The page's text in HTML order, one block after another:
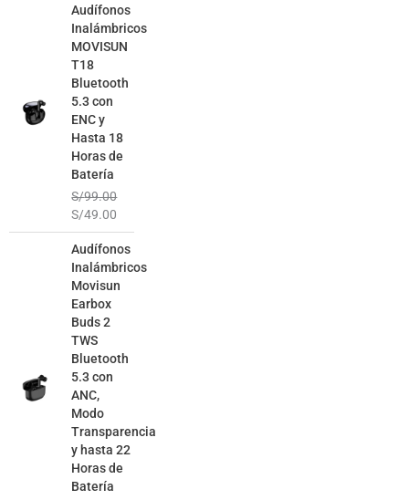
Audífonos
Inalámbricos
MOVISUN
T18
Bluetooth
5.3 con
ENC y
Hasta 18
Horas de
Batería
S/99.00
precio
S/99.00.
S/49.00
precio
S/49.00.
Audífonos
Inalámbricos
Movisun
Earbox
Buds 2
TWS
Bluetooth
5.3 con
ANC,
Modo
Transparencia
y hasta 22
Horas de
Batería
precio
original
era:
S/129.00.
precio